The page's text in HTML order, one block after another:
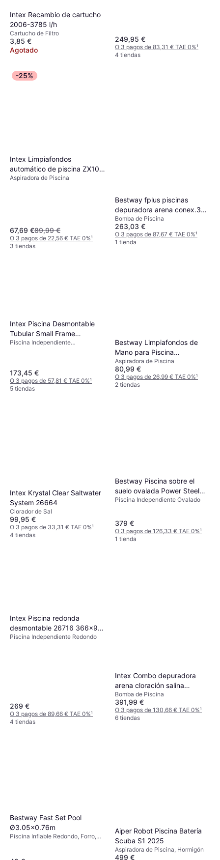
Intex Recambio de cartucho
2006-3785 l/h
Cartucho de Filtro
3,85 €
Agotado
249,95 €
O 3 pagos de 83,31 € TAE 0%¹
4 tiendas
-25%
Intex Limpiafondos
automático de piscina ZX100
blanco
Aspiradora de Piscina
67,69 €89,99 €
O 3 pagos de 22,56 € TAE 0%¹
3 tiendas
Bestway fplus piscinas
depuradora arena conex.32-
1-3hp 58515 piscinas
depuradora arena conex.32-
1-3hp 58515
Bomba de Piscina
263,03 €
O 3 pagos de 87,67 € TAE 0%¹
1 tienda
Intex Piscina Desmontable
Tubular Small Frame
450x220x84 cm
Piscina Independiente
173,45 €
O 3 pagos de 57,81 € TAE 0%¹
5 tiendas
Bestway Limpiafondos de
Mano para Piscina
AquaSurge 58771
Aspiradora de Piscina
80,99 €
O 3 pagos de 26,99 € TAE 0%¹
2 tiendas
Intex Krystal Clear Saltwater
System 26664
Clorador de Sal
99,95 €
O 3 pagos de 33,31 € TAE 0%¹
4 tiendas
Bestway Piscina sobre el
suelo ovalada Power Steel
305x200x84 cm
Piscina Independiente Ovalado
379 €
O 3 pagos de 126,33 € TAE 0%¹
1 tienda
Intex Piscina redonda
desmontable 26716 366x99
cm
Piscina Independiente Redondo
269 €
O 3 pagos de 89,66 € TAE 0%¹
4 tiendas
Intex Combo depuradora
arena cloración salina
56.800l
Bomba de Piscina
391,99 €
O 3 pagos de 130,66 € TAE 0%¹
6 tiendas
Bestway Fast Set Pool
Ø3.05x0.76m
Piscina Inflable Redondo, Forro,
Aiper Robot Piscina Batería
Scuba S1 2025
Aspiradora de Piscina, Hormigón
499 €